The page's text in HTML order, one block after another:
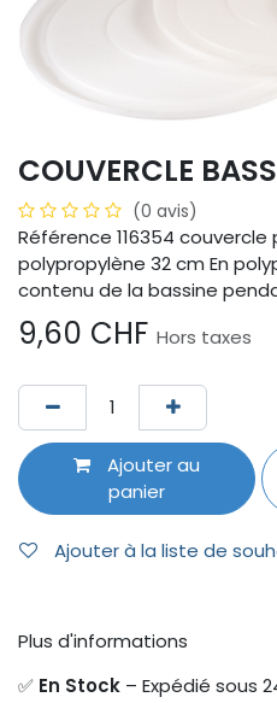
COUVERCLE
(0 avis)
Référence 116354
polypropylène 32 cm En
contenu de la bassine
9,60 CHF Hors taxes
Ajouter au
panier
Ajouter à la liste de
Plus d'informations
✅ En Stock – Expédié sous